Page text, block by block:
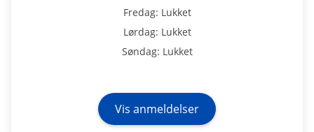
Fredag: Lukket
Lørdag: Lukket
Søndag: Lukket
Vis anmeldelser